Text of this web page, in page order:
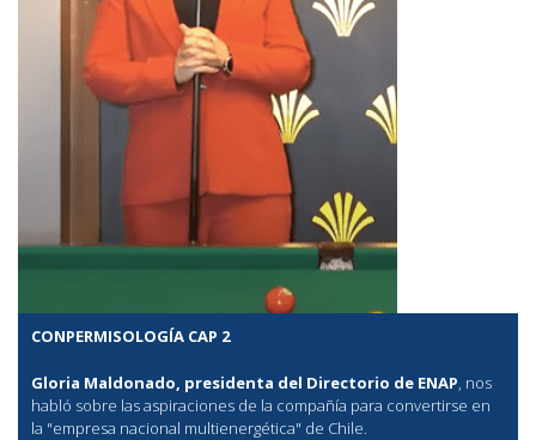
CONPERMISOLOGÍA CAP 2
Gloria Maldonado, presidenta del Directorio de ENAP , nos
habló sobre las aspiraciones de la compañía para convertirse en
la "empresa nacional multienergética" de Chile.